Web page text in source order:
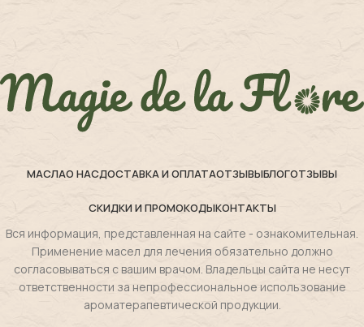
МАСЛАО НАСДОСТАВКА И ОПЛАТАОТЗЫВЫБЛОГОТЗЫВЫ
СКИДКИ И ПРОМОКОДЫКОНТАКТЫ
Вся информация, представленная на сайте - ознакомительная.
Применение масел для лечения обязательно должно
согласовываться с вашим врачом. Владельцы сайта не несут
ответственности за непрофессиональное использование
ароматерапевтической продукции.